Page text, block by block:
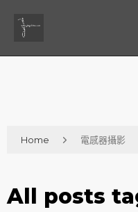
Home 電感器攝影
All posts